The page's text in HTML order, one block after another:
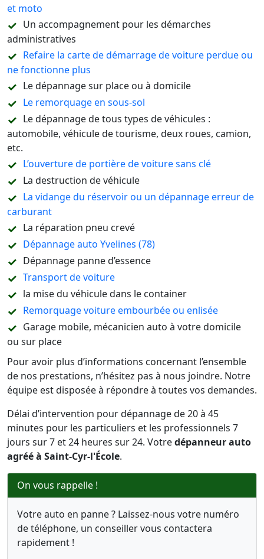
et moto
Un accompagnement pour les démarches
administratives
Refaire la carte de démarrage de voiture perdue ou
ne fonctionne plus
Le dépannage sur place ou à domicile
Le remorquage en sous-sol
Le dépannage de tous types de véhicules :
automobile, véhicule de tourisme, deux roues, camion,
etc.
L’ouverture de portière de voiture sans clé
La destruction de véhicule
La vidange du réservoir ou un dépannage erreur de
carburant
La réparation pneu crevé
Dépannage auto Yvelines (78)
Dépannage panne d’essence
Transport de voiture
la mise du véhicule dans le container
Remorquage voiture embourbée ou enlisée
Garage mobile, mécanicien auto à votre domicile
ou sur place
Pour avoir plus d’informations concernant l’ensemble
de nos prestations, n’hésitez pas à nous joindre. Notre
équipe est disposée à répondre à toutes vos demandes.
Délai d’intervention pour dépannage de 20 à 45
minutes pour les particuliers et les professionnels 7
jours sur 7 et 24 heures sur 24. Votredépanneur auto
agréé à Saint-Cyr-l'École.
On vous rappelle !
Votre auto en panne ? Laissez-nous votre numéro
de téléphone, un conseiller vous contactera
rapidement !